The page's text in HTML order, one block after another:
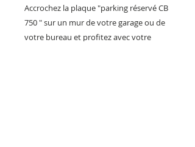
Accrochez la plaque "parking réservé CB
750 " sur un mur de votre garage ou de
votre bureau et profitez avec votre